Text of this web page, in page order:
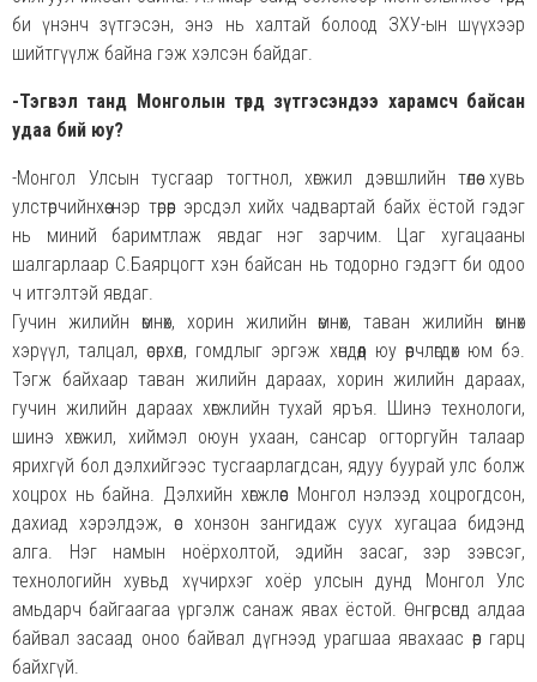
би үнэнч зүтгэсэн, энэ нь халтай болоод ЗХУ-ын шүүхээр
шийтгүүлж байна гэж хэлсэн байдаг.
-Тэгвэл танд Монголын төрд зүтгэсэндээ харамсч байсан
удаа бий юу?
-Монгол Улсын тусгаар тогтнол, хөгжил дэвшлийн төлөө хувь
улстөрчийнхөө нэр төрөөр эрсдэл хийх чадвартай байх ёстой гэдэг
нь миний баримтлаж явдаг нэг зарчим. Цаг хугацааны
шалгарлаар С.Баярцогт хэн байсан нь тодорно гэдэгт би одоо
ч итгэлтэй явдаг.
Гучин жилийн өмнөх, хорин жилийн өмнөх, таван жилийн өмнөх
хэрүүл, талцал, өсөрхөл, гомдлыг эргэж хөндөөд юу өөрчлөгдөх юм бэ.
Тэгж байхаар таван жилийн дараах, хорин жилийн дараах,
гучин жилийн дараах хөгжлийн тухай яръя. Шинэ технологи,
шинэ хөгжил, хиймэл оюун ухаан, сансар огторгуйн талаар
ярихгүй бол дэлхийгээс тусгаарлагдсан, ядуу буурай улс болж
хоцрох нь байна. Дэлхийн хөгжлөөс Монгол нэлээд хоцрогдсон,
дахиад хэрэлдэж, өс хонзон зангидаж суух хугацаа бидэнд
алга. Нэг намын ноёрхолтой, эдийн засаг, зэр зэвсэг,
технологийн хувьд хүчирхэг хоёр улсын дунд Монгол Улс
амьдарч байгаагаа үргэлж санаж явах ёстой. Өнгөрсөнд алдаа
байвал засаад оноо байвал дүгнээд урагшаа явахаас өөр гарц
байхгүй.